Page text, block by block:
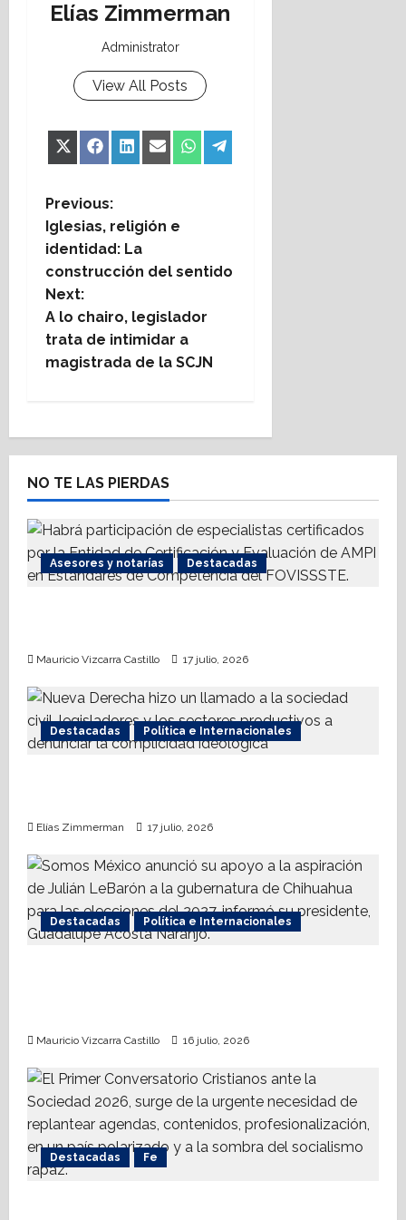
Elías Zimmerman
Administrator
View All Posts
Share
X
Share
Facebook
Share
LinkedIn
Share
EmailShare
WhatsApp
Share
Telegram
P
o
s
t
n
v
i
a
t
o
n
Previous:
Iglesias, religión e
identidad: La
construcción del sentido
Next:
A lo chairo, legislador
trata de intimidar a
magistrada de la SCJN
NO TE LAS PIERDAS
Asesores y notarías Destacadas
Mauricio Vizcarra Castillo 17 julio, 2026
Destacadas Política e Internacionales
Elías Zimmerman 17 julio, 2026
Destacadas Política e Internacionales
Mauricio Vizcarra Castillo 16 julio, 2026
Destacadas Fe